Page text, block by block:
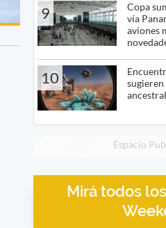
9
Copa
vía
aviones
10
sugieren
Espacio
Mirá todos